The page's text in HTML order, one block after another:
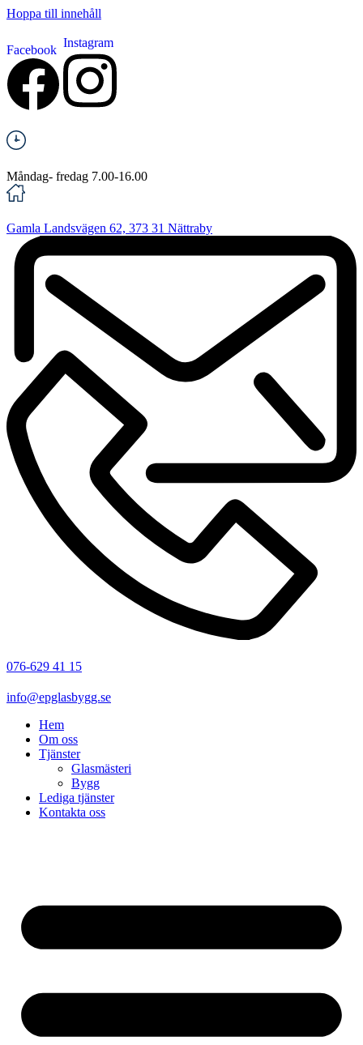
Hoppa till innehåll
Facebook
Instagram
Måndag- fredag 7.00-16.00
Gamla Landsvägen 62, 373 31 Nättraby
076-629 41 15
info@epglasbygg.se
Hem
Om oss
Tjänster
Glasmästeri
Bygg
Lediga tjänster
Kontakta oss